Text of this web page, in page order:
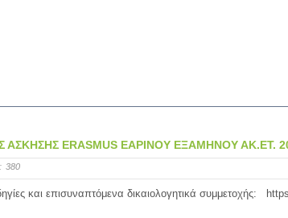
ERASMUS ΕΑΡΙΝΟΥ ΕΞΑΜΗΝΟΥ ΑΚ.ΕΤ.
380
και επισυναπτόμενα δικαιολογητικά συμμετοχής: